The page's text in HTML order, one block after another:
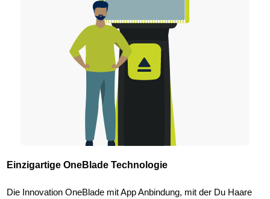
Einzigartige OneBlade Technologie
Die Innovation OneBlade mit App Anbindung, mit der Du Haare